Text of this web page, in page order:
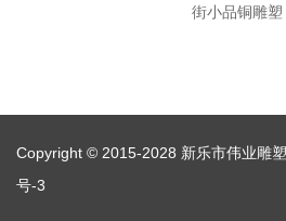
街小品铜雕塑
Copyright © 2015-2028 新乐市伟业雕
号-3